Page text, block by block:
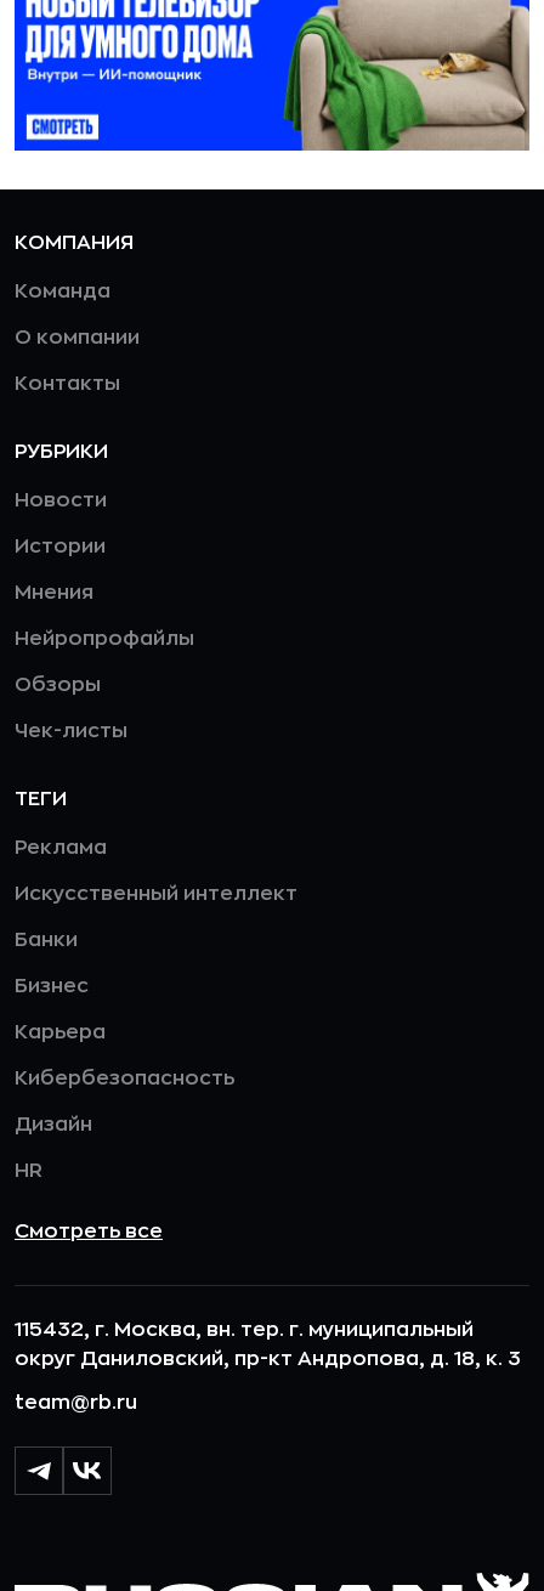
КОМПАНИЯ
Команда
О компании
Контакты
РУБРИКИ
Новости
Истории
Мнения
Нейропрофайлы
Обзоры
Чек-листы
ТЕГИ
Реклама
Искусственный интеллект
Банки
Бизнес
Карьера
Кибербезопасность
Дизайн
HR
Смотреть все
115432, г. Москва, вн. тер. г. муниципальный
округ Даниловский, пр-кт Андропова, д. 18, к. 3
team@rb.ru